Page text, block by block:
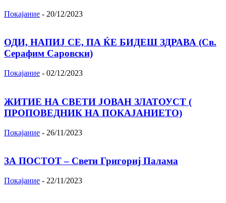
Покајание - 20/12/2023
ОДИ, НАПИЈ СЕ, ПА ЌЕ БИДЕШ ЗДРАВА (Св.
Серафим Саровски)
Покајание - 02/12/2023
ЖИТИЕ НА СВЕТИ ЈОВАН ЗЛАТОУСТ (
ПРОПОВЕДНИК НА ПОКАЈАНИЕТО)
Покајание - 26/11/2023
ЗА ПОСТОТ – Свети Григориј Палама
Покајание - 22/11/2023